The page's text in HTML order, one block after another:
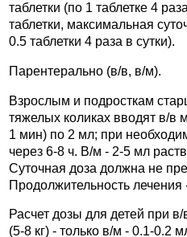
таблетки (по 1 таблетке 4
таблетки, максимальная
0.5 таблетки 4 раза в сутки).
Парентерально (в/в, в/м).
Взрослым и подросткам
тяжелых коликах вводят в/в
1 мин) по 2 мл; при
через 6-8 ч. В/м - 2-5 мл
Суточная доза должна не
Продолжительность
Расчет дозы для детей при
(5-8 кг) - только в/м - 0.1-0.2